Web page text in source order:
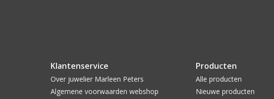
Klantenservice
Over juwelier Marleen Peters
Algemene voorwaarden webshop
Producten
Alle producten
Nieuwe producten